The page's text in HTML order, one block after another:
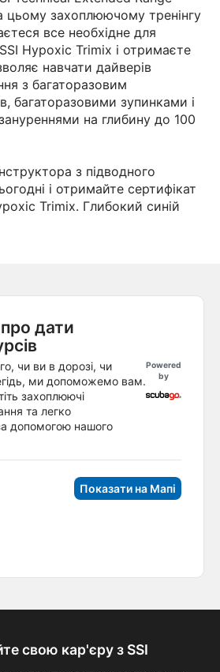
цьому захоплюючому тренінгу
все необхідне для
Hypoxic Trimix і отримаєте
навчати дайверів
з багаторазовим
багаторазовими зупинками і
на глибину до 100
з підводного
і отримайте сертифікат
Trimix. Глибокий синій
дати
чи ви в дорозі, чи
ми допоможемо вам.
захоплюючі
та легко
допомогою нашого
Powered
by
Показати на Мапі
свою кар'єру з SSI